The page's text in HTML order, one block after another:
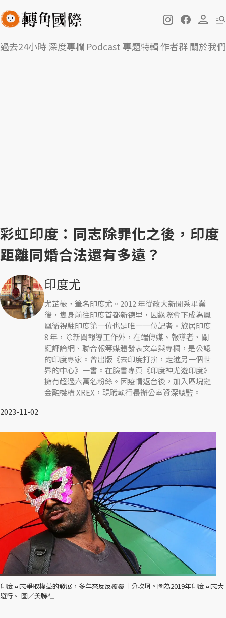
過去24小時深度專欄 Podcast 專題特輯作者群關於我們
彩虹印度：同志除罪化之後，印度
距離同婚合法還有多遠？
印度尤
尤芷薇，筆名印度尤。2012 年從政大新聞系畢業
後，隻身前往印度首都新德里，因緣際會下成為鳳
凰衛視駐印度第一位也是唯一一位記者。旅居印度
8 年，除新聞報導工作外，在端傳媒、報導者、關
鍵評論網、聯合報等媒體發表文章與專欄，是公認
的印度專家。曾出版《去印度打拚，走進另一個世
界的中心》一書。在臉書專頁《印度神尤遊印度》
擁有超過六萬名粉絲。因疫情返台後，加入區塊鏈
金融機構 XREX，現職執行長辦公室資深總監。
2023-11-02
印度同志爭取權益的發展，多年來反反覆覆十分坎坷。圖為2019年印度同志大
遊行。 圖／美聯社